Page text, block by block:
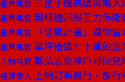
產業風雲
產業風雲 無線通訊股王力保衛
產業風雲 「活氧計畫」讓你
產業風雲 單坪造價七十萬的溫
人物特寫 鄭弘志到神戶尋回兒
經濟學人 上網訂票風行，旅行